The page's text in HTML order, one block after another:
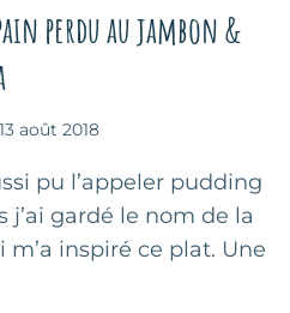
perdu au jambon &
13 août 2018
pu l’appeler pudding
j’ai gardé le nom de la
m’a inspiré ce plat. Une